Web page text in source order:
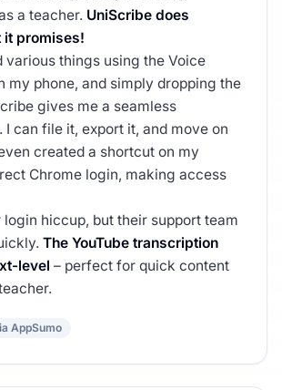
a teacher. UniScribe does
it promises!
various things using the Voice
my phone, and simply dropping the
gives me a seamless
can file it, export it, and move on
created a shortcut on my
Chrome login, making access
login hiccup, but their support team
The YouTube transcription
level – perfect for quick content
AppSumo